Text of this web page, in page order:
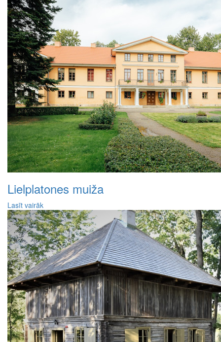
Lielplatones muiža
Lasīt vairāk